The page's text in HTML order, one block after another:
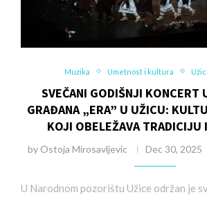
Muzika Umetnost i kultura
SVEČANI GODIŠNJI KONCERT
GRAĐANA „ERA” U UŽICU:
KOJI OBELEŽAVA TRADICIJU
by Ostoja Mirosavljevic Dec 30, 2025
U Narodnom pozorištu Užice održan je